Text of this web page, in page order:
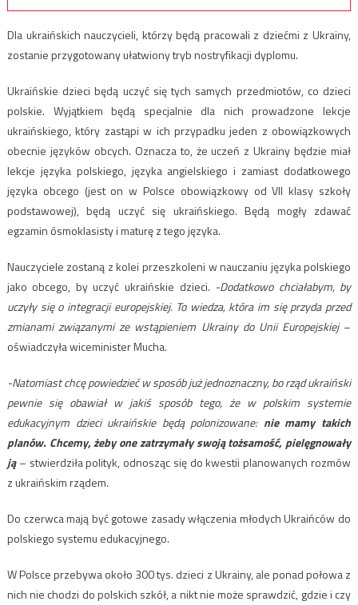
Dla ukraińskich nauczycieli, którzy będą pracowali z dziećmi z Ukrainy,
zostanie przygotowany ułatwiony tryb nostryfikacji dyplomu.
Ukraińskie dzieci będą uczyć się tych samych przedmiotów, co dzieci
polskie. Wyjątkiem będą specjalnie dla nich prowadzone lekcje
ukraińskiego, który zastąpi w ich przypadku jeden z obowiązkowych
obecnie języków obcych. Oznacza to, że uczeń z Ukrainy będzie miał
lekcje języka polskiego, języka angielskiego i zamiast dodatkowego
języka obcego (jest on w Polsce obowiązkowy od VII klasy szkoły
podstawowej), będą uczyć się ukraińskiego. Będą mogły zdawać
egzamin ósmoklasisty i maturę z tego języka.
Nauczyciele zostaną z kolei przeszkoleni w nauczaniu języka polskiego
jako obcego, by uczyć ukraińskie dzieci. -Dodatkowo chciałabym, by
uczyły się o integracji europejskiej. To wiedza, która im się przyda przed
zmianami związanymi ze wstąpieniem Ukrainy do Unii Europejskiej–
oświadczyła wiceminister Mucha.
-Natomiast chcę powiedzieć w sposób już jednoznaczny, bo rząd ukraiński
pewnie się obawiał w jakiś sposób tego, że w polskim systemie
edukacyjnym dzieci ukraińskie będą polonizowane: nie mamy takich
planów. Chcemy, żeby one zatrzymały swoją tożsamość, pielęgnowały
ją– stwierdziła polityk, odnosząc się do kwestii planowanych rozmów
z ukraińskim rządem.
Do czerwca mają być gotowe zasady włączenia młodych Ukraińców do
polskiego systemu edukacyjnego.
W Polsce przebywa około 300 tys. dzieci z Ukrainy, ale ponad połowa z
nich nie chodzi do polskich szkół, a nikt nie może sprawdzić, gdzie i czy